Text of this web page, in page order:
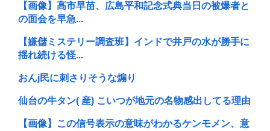
【画像】高市早苗、広島平和記念式典当日の被爆者と
の面会を早急...
【嫌儲ミステリー調査班】インドで井戸の水が勝手に
揺れ続ける怪...
おんj民に刺さりそうな煽り
仙台の牛タン( 産) こいつが地元の名物感出してる理由
【画像】この信号表示の意味がわかるケンモメン、意